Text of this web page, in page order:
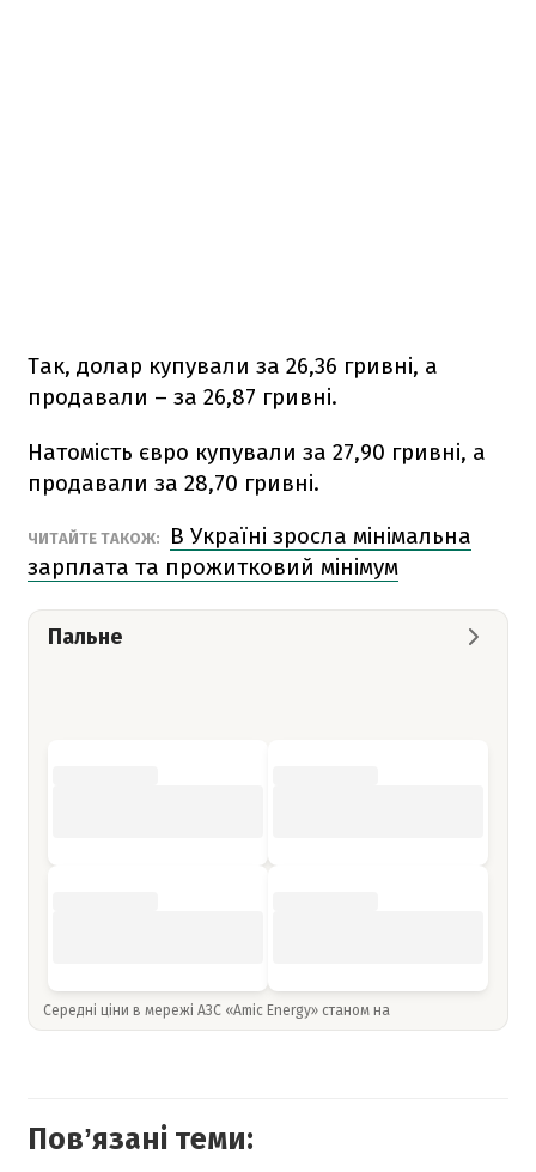
Так, долар купували за 26,36 гривні, а
продавали – за 26,87 гривні.
Натомість євро купували за 27,90 гривні, а
продавали за 28,70 гривні.
ЧИТАЙТЕ ТАКОЖ:
В Україні зросла мінімальна
зарплата та прожитковий мінімум
Пальне
Середні ціни в мережі АЗС «Amic Energy» станом на
Повʼязані теми: